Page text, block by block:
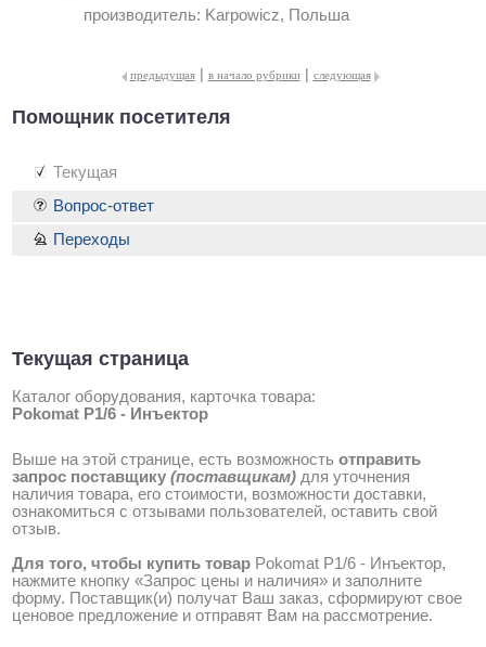
производитель: Karpowicz, Польша
предыдущая | в начало рубрики | следующая
Помощник посетителя
Текущая
Текущая страница
Каталог оборудования, карточка товара:
Pokomat P1/6 - Инъектор
Выше на этой странице, есть возможность отправить
запрос поставщику (поставщикам) для уточнения
наличия товара, его стоимости, возможности доставки,
ознакомиться с отзывами пользователей, оставить свой
отзыв.
Для того, чтобы купить товар Pokomat P1/6 - Инъектор,
нажмите кнопку «Запрос цены и наличия» и заполните
форму. Поставщик(и) получат Ваш заказ, сформируют свое
ценовое предложение и отправят Вам на рассмотрение.
Вопрос-ответ
Переходы